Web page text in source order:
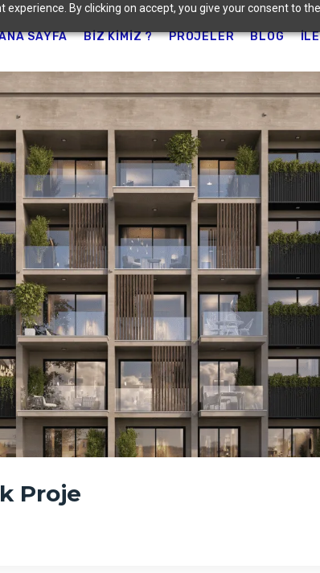
By clicking on accept, you give your consent to
SAYFA BIZ KIMIZ ? PROJELER BLOG
Proje